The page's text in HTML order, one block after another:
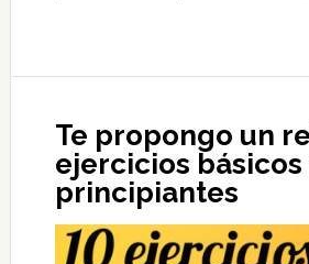
Te propongo un
ejercicios básicos
principiantes